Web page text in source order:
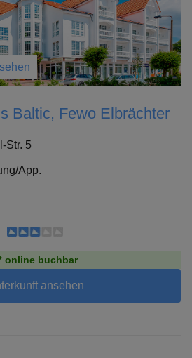
Baltic, Fewo Elbrächter
Str. 5
App.
online buchbar
ansehen